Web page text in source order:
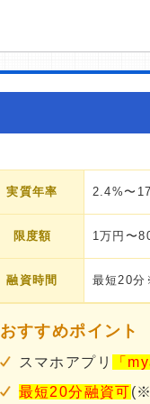
実質年率 2.4%〜
限度額 1万円〜
融資時間 最短20
おすすめポイント
スマホアプリ
「
最短20分融資可